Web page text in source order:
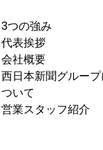
3つの強み
代表挨拶
会社概要
西日本新聞グルー
ついて
営業スタッフ紹介